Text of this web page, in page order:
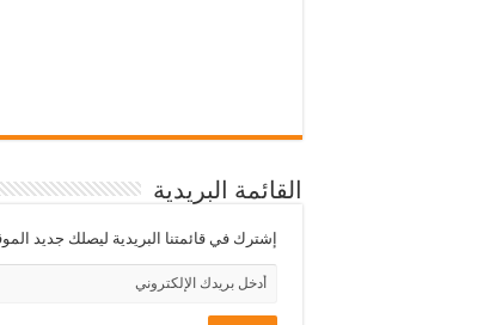
القائمة البريدية
إشترك في قائمتنا البريدية ليصلك جديد